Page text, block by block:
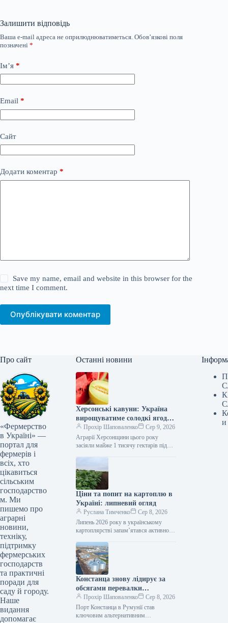
Залишити відповідь
Ваша e-mail адреса не оприлюднюватиметься. Обов’язкові поля
позначені *
Ім’я *
Email *
Сайт
Додати коментар *
Save my name, email and website in this browser for the
next time I comment.
Опублікувати коментар
Про сайт
«Фермерство
в Україні» —
портал для
фермерів і
всіх, хто
цікавиться
сільським
господарство
м. Ми
пишемо про
аграрні
новини,
техніку,
підтримку
фермерських
господарств
та практичні
поради для
саду й городу.
Наше
видання
допомагає
Останні новини
Херсонські кавуни: Україна
вирощуватиме солодкі ягоди
на деокупованих землях
Прохір Шаповаленко
Сер 9, 2026
Аграрії Херсонщини цього року
засіяли майже 1 тисячу гектарів під
Ціни та попит на картоплю в
Україні: липневий огляд
Руслана Тимченко
Сер 8, 2026
Липень 2026 року в українському
картоплярстві запам’ятався активною
презентацією першого
загальнонаціонального дослідження
споживання картоплі, сезонним
зниженням…
Констанца знову лідирує за
обсягами перевалки
українських вантажів
Прохір Шаповаленко
Сер 8, 2026
Порт Констанца в Румунії став
ключовим альтернативним
и